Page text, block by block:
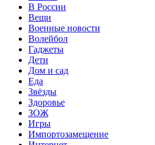
В России
Вещи
Военные новости
Волейбол
Гаджеты
Дети
Дом и сад
Еда
Звёзды
Здоровье
ЗОЖ
Игры
Импортозамещение